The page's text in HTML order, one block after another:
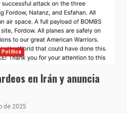
Política
en Irán y anuncia
de 2025